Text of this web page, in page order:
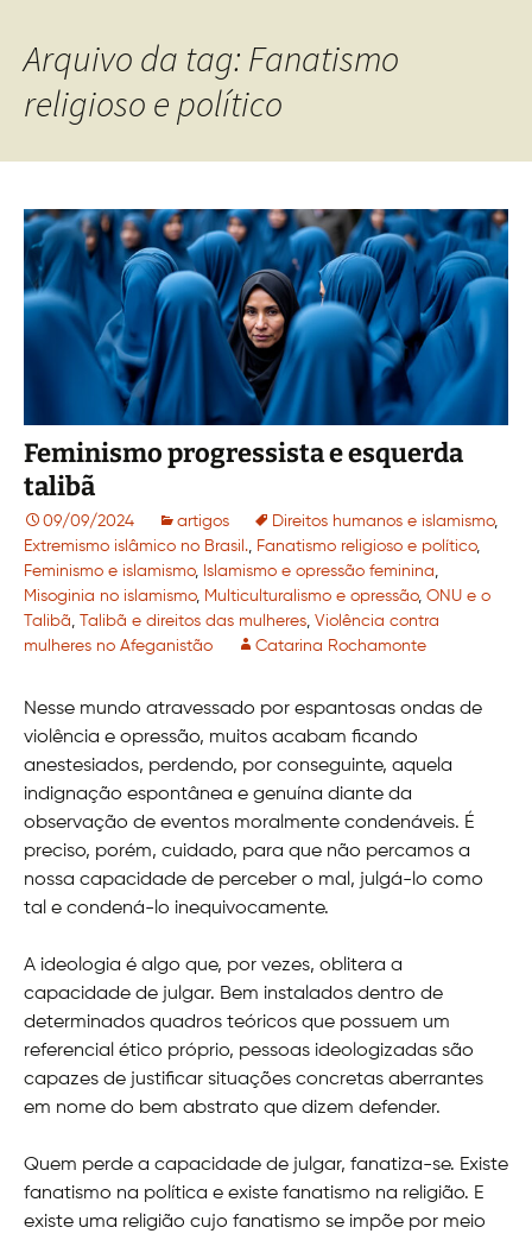
Arquivo da tag: Fanatismo
religioso e político
Feminismo progressista e esquerda
talibã
09/09/2024 artigos Direitos humanos e islamismo,
Extremismo islâmico no Brasil., Fanatismo religioso e político,
Feminismo e islamismo, Islamismo e opressão feminina,
Misoginia no islamismo, Multiculturalismo e opressão, ONU e o
Talibã, Talibã e direitos das mulheres, Violência contra
mulheres no Afeganistão
Catarina Rochamonte
Nesse mundo atravessado por espantosas ondas de
violência e opressão, muitos acabam ficando
anestesiados, perdendo, por conseguinte, aquela
indignação espontânea e genuína diante da
observação de eventos moralmente condenáveis. É
preciso, porém, cuidado, para que não percamos a
nossa capacidade de perceber o mal, julgá-lo como
tal e condená-lo inequivocamente.
A ideologia é algo que, por vezes, oblitera a
capacidade de julgar. Bem instalados dentro de
determinados quadros teóricos que possuem um
referencial ético próprio, pessoas ideologizadas são
capazes de justificar situações concretas aberrantes
em nome do bem abstrato que dizem defender.
Quem perde a capacidade de julgar, fanatiza-se. Existe
fanatismo na política e existe fanatismo na religião. E
existe uma religião cujo fanatismo se impõe por meio